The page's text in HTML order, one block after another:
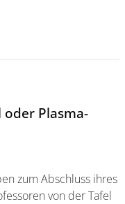
für
oder Plasma-
zum Abschluss ihres
von der Tafel